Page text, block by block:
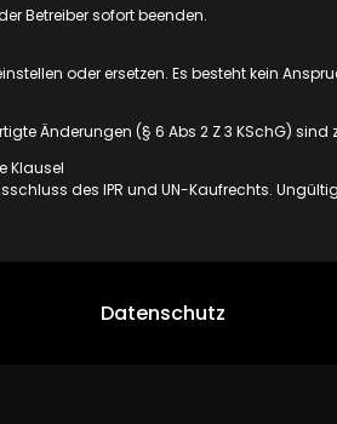
Betreiber sofort beenden.
oder ersetzen. Es besteht kein
Änderungen (§ 6 Abs 2 Z 3 KSchG) sind
Klausel
des IPR und UN-Kaufrechts.
Datenschutz